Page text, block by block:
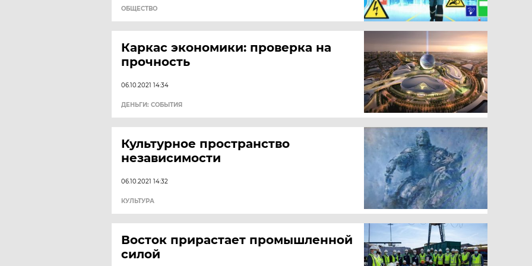
ОБЩЕСТВО
Каркас экономики: проверка на
прочность
06.10.2021 14:34
ДЕНЬГИ: СОБЫТИЯ
Культурное пространство
независимости
06.10.2021 14:32
КУЛЬТУРА
Восток прирастает промышленной
силой